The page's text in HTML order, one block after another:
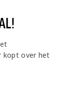
kopt over het